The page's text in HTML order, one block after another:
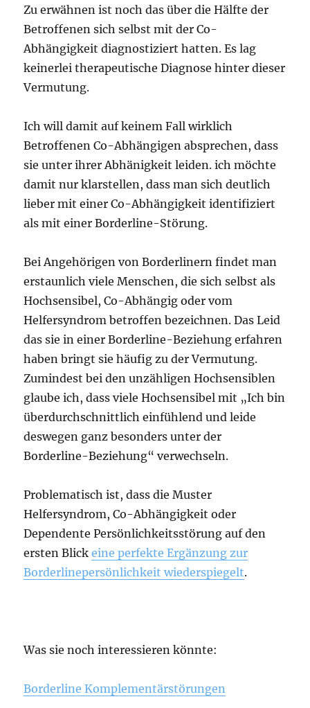
Zu erwähnen ist noch das über die Hälfte der
Betroffenen sich selbst mit der Co-
Abhängigkeit diagnostiziert hatten. Es lag
keinerlei therapeutische Diagnose hinter dieser
Vermutung.
Ich will damit auf keinem Fall wirklich
Betroffenen Co-Abhängigen absprechen, dass
sie unter ihrer Abhänigkeit leiden. ich möchte
damit nur klarstellen, dass man sich deutlich
lieber mit einer Co-Abhängigkeit identifiziert
als mit einer Borderline-Störung.
Bei Angehörigen von Borderlinern findet man
erstaunlich viele Menschen, die sich selbst als
Hochsensibel, Co-Abhängig oder vom
Helfersyndrom betroffen bezeichnen. Das Leid
das sie in einer Borderline-Beziehung erfahren
haben bringt sie häufig zu der Vermutung.
Zumindest bei den unzähligen Hochsensiblen
glaube ich, dass viele Hochsensibel mit „Ich bin
überdurchschnittlich einfühlend und leide
deswegen ganz besonders unter der
Borderline-Beziehung“ verwechseln.
Problematisch ist, dass die Muster
Helfersyndrom, Co-Abhängigkeit oder
Dependente Persönlichkeitsstörung auf den
ersten Blickeine perfekte Ergänzung zur
Borderlinepersönlichkeit wiederspiegelt.
Was sie noch interessieren könnte:
Borderline Komplementärstörungen